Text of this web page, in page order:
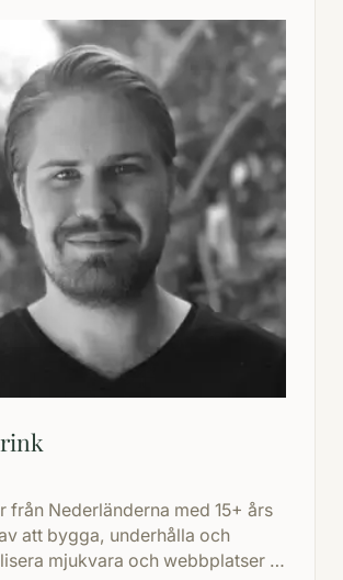
från Nederländerna med 15+ års
att bygga, underhålla och
mjukvara och webbplatser i